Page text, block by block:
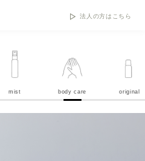
法人の方はこちら
mist body care original